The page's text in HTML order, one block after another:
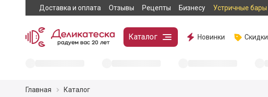
Доставка и оплата Отзывы Рецепты Бизнесу Устричные бары
Каталог Новинки Скидки
Главная Каталог